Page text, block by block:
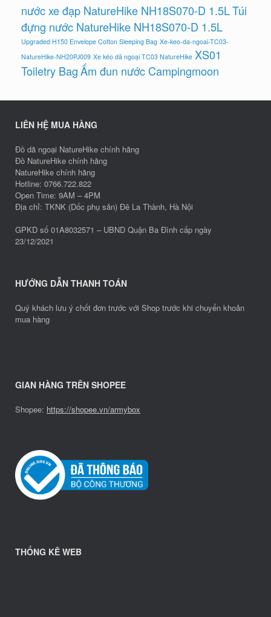
nước xe đạp NatureHike NH18S070-D 1.5LTúi
đựng nước NatureHike NH18S070-D 1.5L
Upgraded H150 Envelope Cotton Sleeping Bag Xe-keo-da-ngoai-TC03-
NatureHike-NH20PJ009 Xe kéo dã ngoại TC03 NatureHike XS01
Toiletry BagẤm đun nước Campingmoon
LIÊN HỆ MUA HÀNG
Đồ dã ngoại NatureHike chính hãng
Đồ NatureHike chính hãng
NatureHike chính hãng
Hotline: 0766.722.822
Open Time: 9AM – 4PM
Địa chỉ: TKNK (Dốc phụ sản) Đê La Thành, Hà Nội
GPKD số 01A8032571 – UBND Quận Ba Đình cấp ngày
23/12/2021
HƯỚNG DẪN THANH TOÁN
Quý khách lưu ý chốt đơn trước với Shop trước khi chuyển khoản
mua hàng
GIAN HÀNG TRÊN SHOPEE
Shopee: https://shopee.vn/armybox
THỐNG KÊ WEB